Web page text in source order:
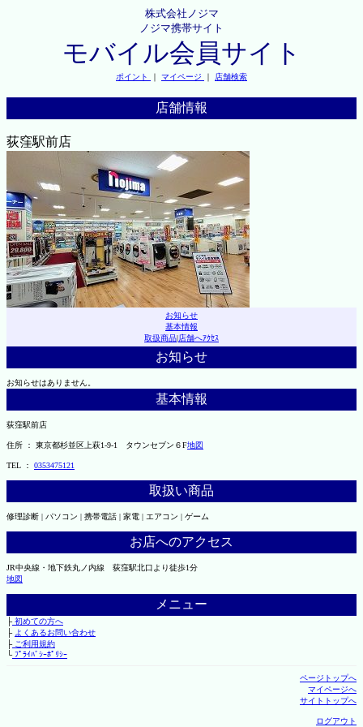
株式会社ノジマ
ノジマ携帯サイト
モバイル会員サイト
ポイント ｜ マイページ ｜ 店舗検索
店舗情報
荻窪駅前店
お知らせ
基本情報
取扱商品|店舗へｱｸｾｽ
お知らせ
お知らせはありません。
基本情報
荻窪駅前店
住所 ： 東京都杉並区上萩1-9-1 タウンセブン６F地図
TEL ： 0353475121
取扱い商品
修理診断 | パソコン | 携帯電話 | 家電 | エアコン | ゲーム
お店へのアクセス
JR中央線・地下鉄丸ノ内線 荻窪駅北口より徒歩1分
地図
メニュー
├初めての方へ
├ よくあるお問い合わせ
├ご利用規約
└ﾌﾟﾗｲﾊﾞｼｰﾎﾟﾘｼｰ
ページトップへ
マイページへ
サイトトップへ
ログアウト